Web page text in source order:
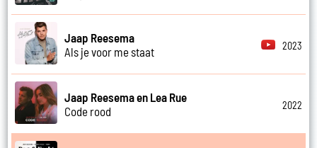
Jaap Reesema
Als je voor me staat
2023
Jaap Reesema en Lea Rue
Code rood
2022